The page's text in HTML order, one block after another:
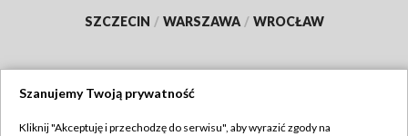
SZCZECIN / WARSZAWA / WROCŁAW
Szanujemy Twoją prywatność
Kliknij "Akceptuję i przechodzę do serwisu", aby wyrazić zgody na